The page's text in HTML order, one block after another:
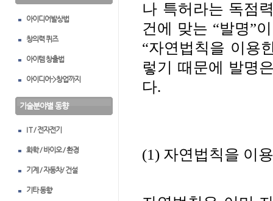
아이디어발상법
창의력 퀴즈
아이템 창출법
아이디어->창업까지
기술분야별 동향
I T / 전자전기
화학 / 바이오 / 환경
기계 / 자동차/ 건설
기타 동향
나 특허라는 독점
건에 맞는 “발명”
“자연법칙을 이용
렇기 때문에 발명
다.
(1) 자연법칙을 이